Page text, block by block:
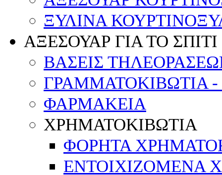
ΞΥΛΙΝΑ
ΑΞΕΣΟΥΑΡ ΓΙΑ ΤΟ ΣΠΙΤΙ
ΒΑΣΕΙΣ
ΓΡΑΜΜΑΤΟΚΙΒΩΤΙΑ
ΦΑΡΜΑΚΕΙΑ
ΧΡΗΜΑΤΟΚΙΒΩΤΙΑ
ΦΟΡΗΤΑ
ΕΝΤΟΙΧΙΖΟΜΕΝΑ